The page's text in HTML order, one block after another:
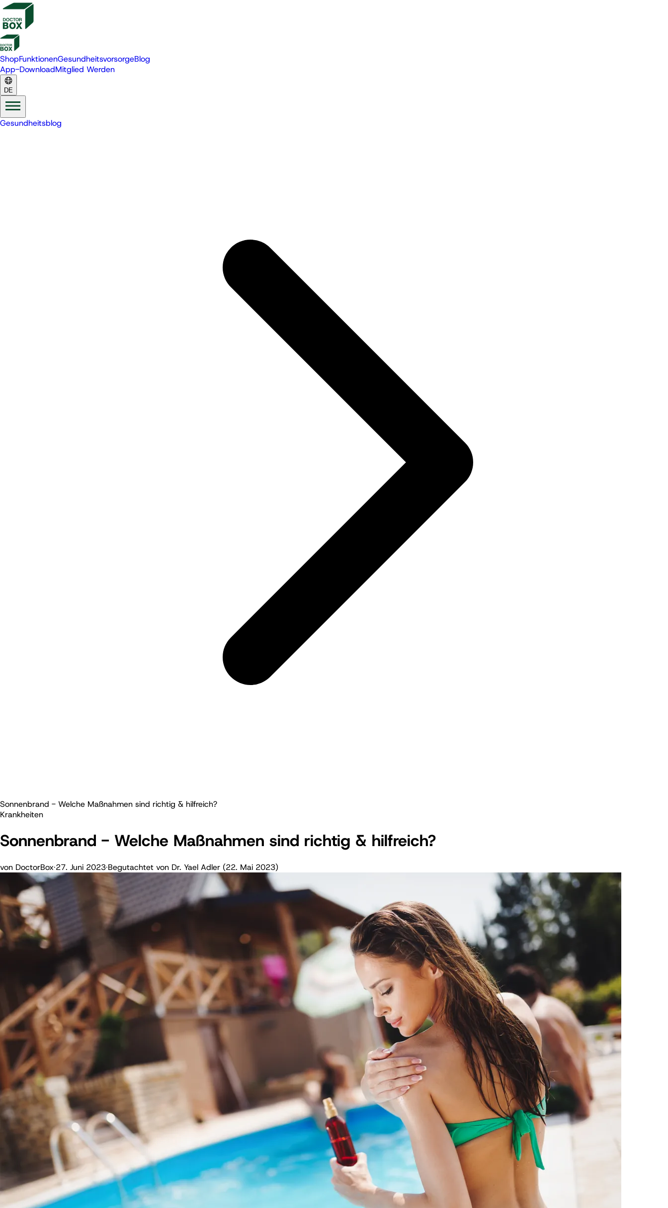
ShopFunktionenGesundheitsvorsorgeBlog
App-DownloadMitglied Werden
DE
Gesundheitsblog
Sonnenbrand - Welche Maßnahmen sind richtig & hilfreich?
Krankheiten
Sonnenbrand - Welche Maßnahmen sind richtig & hilfreich?
von DoctorBox·27. Juni 2023·Begutachtet von Dr. Yael Adler (22. Mai 2023)